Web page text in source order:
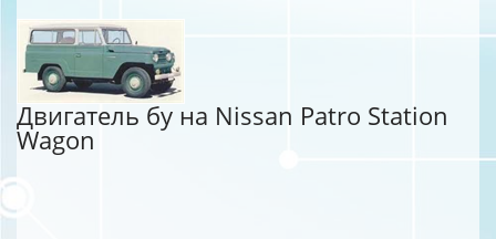
Двигатель бу на Nissan Patro Station
Wagon